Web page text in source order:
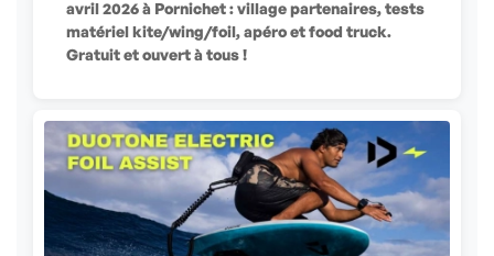
avril 2026 à Pornichet : village partenaires, tests
matériel kite/wing/foil, apéro et food truck.
Gratuit et ouvert à tous !